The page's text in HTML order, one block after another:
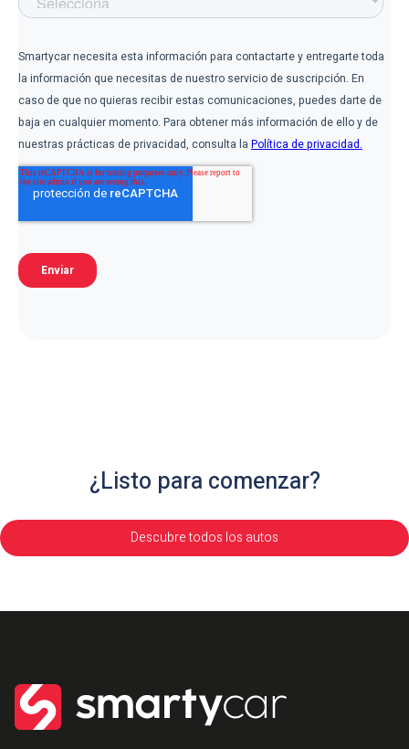
¿Listo para comenzar?
Descubre todos los autos